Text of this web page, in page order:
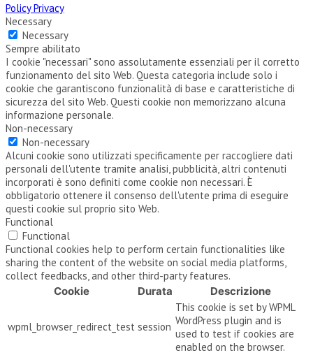
Policy Privacy
Necessary
Necessary
Sempre abilitato
I cookie "necessari" sono assolutamente essenziali per il corretto
funzionamento del sito Web. Questa categoria include solo i
cookie che garantiscono funzionalità di base e caratteristiche di
sicurezza del sito Web. Questi cookie non memorizzano alcuna
informazione personale.
Non-necessary
Non-necessary
Alcuni cookie sono utilizzati specificamente per raccogliere dati
personali dell'utente tramite analisi, pubblicità, altri contenuti
incorporati è sono definiti come cookie non necessari. È
obbligatorio ottenere il consenso dell'utente prima di eseguire
questi cookie sul proprio sito Web.
Functional
Functional
Functional cookies help to perform certain functionalities like
sharing the content of the website on social media platforms,
collect feedbacks, and other third-party features.
Cookie
Durata Descrizione
wpml_browser_redirect_test session
This cookie is set by WPML
WordPress plugin and is
used to test if cookies are
enabled on the browser.